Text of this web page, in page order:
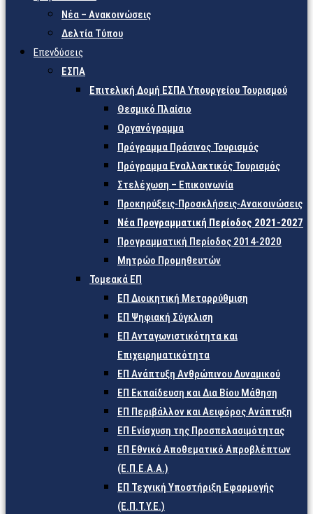
Νέα – Ανακοινώσεις
Δελτία Τύπου
Επενδύσεις
ΕΣΠΑ
Επιτελική Δομή ΕΣΠΑ Υπουργείου Τουρισμού
Θεσμικό Πλαίσιο
Οργανόγραμμα
Πρόγραμμα Πράσινος Τουρισμός
Πρόγραμμα Εναλλακτικός Τουρισμός
Στελέχωση – Επικοινωνία
Προκηρύξεις-Προσκλήσεις-Ανακοινώσεις
Νέα Προγραμματική Περίοδος 2021-2027
Προγραμματική Περίοδος 2014-2020
Μητρώο Προμηθευτών
Τομεακά ΕΠ
ΕΠ Διοικητική Μεταρρύθμιση
ΕΠ Ψηφιακή Σύγκλιση
ΕΠ Ανταγωνιστικότητα και
Επιχειρηματικότητα
ΕΠ Ανάπτυξη Ανθρώπινου Δυναμικού
ΕΠ Εκπαίδευση και Δια Βίου Μάθηση
ΕΠ Περιβάλλον και Αειφόρος Ανάπτυξη
ΕΠ Ενίσχυση της Προσπελασιμότητας
ΕΠ Εθνικό Αποθεματικό Απροβλέπτων
(Ε.Π.Ε.Α.Α.)
ΕΠ Τεχνική Υποστήριξη Εφαρμογής
(Ε.Π.Τ.Υ.Ε.)